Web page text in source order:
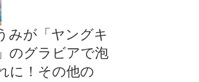
みが「ヤングキ
のグラビアで泡
に！その他の